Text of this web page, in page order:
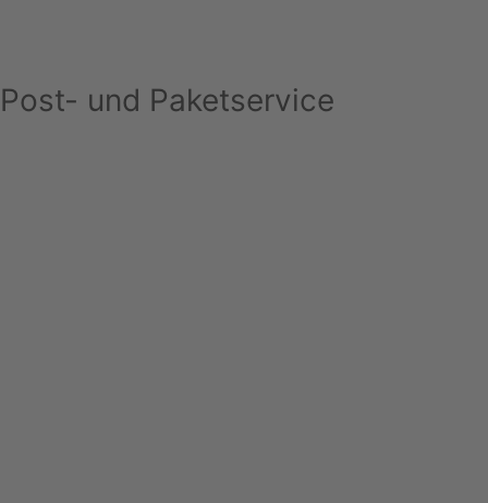
Post- und Paketservice